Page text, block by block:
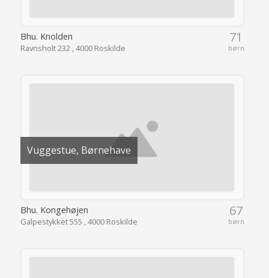
71
børn
Bhu. Knolden
Ravnsholt 232 , 4000 Roskilde
Vuggestue, Børnehave
67
børn
Bhu. Kongehøjen
Galpestykket 555 , 4000 Roskilde